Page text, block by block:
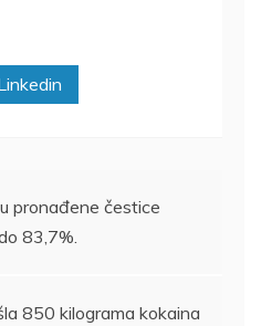
pronađene čestice
83,7%.
850 kilograma kokaina